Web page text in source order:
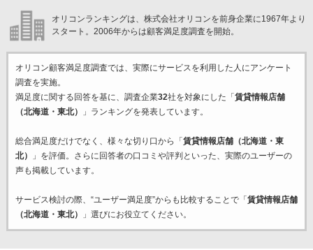
オリコンランキングは、株式会社オリコンを前身企業に1967年より
スタート。2006年からは顧客満足度調査を開始。
オリコン顧客満足度調査では、実際にサービスを利用した 人にアンケート
調査を実施。
満足度に関する回答を基に、調査企業32社を対象にした「 賃貸情報店舗
（北海道・東北）
」ランキングを発表しています。
総合満足度だけでなく、様々な切り口から「 賃貸情報店舗（北海道・東
北）
」を評価。さらに回答者の口コミや評判といった、実際のユーザーの
声も掲載しています。
サービス検討の際、“ユーザー満足度”からも比較することで「 賃貸情報店舗
（北海道・東北）
」選びにお役立てください。